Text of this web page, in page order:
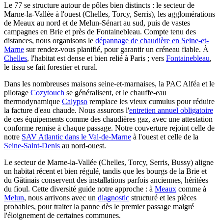
Le 77 se structure autour de pôles bien distincts : le secteur de
Marne-la-Vallée à l'ouest (Chelles, Torcy, Serris), les agglomérations
de Meaux au nord et de Melun-Sénart au sud, puis de vastes
campagnes en Brie et près de Fontainebleau. Compte tenu des
distances, nous organisons le dépannage de chaudière en Seine-et-
Marne sur rendez-vous planifié, pour garantir un créneau fiable. À
Chelles, l'habitat est dense et bien relié à Paris ; vers Fontainebleau,
le tissu se fait forestier et rural.
Dans les nombreuses maisons seine-et-marnaises, la PAC Alféa et le
pilotage Cozytouch se généralisent, et le chauffe-eau
thermodynamique Calypso remplace les vieux cumulus pour réduire
la facture d'eau chaude. Nous assurons l'entretien annuel obligatoire
de ces équipements comme des chaudières gaz, avec une attestation
conforme remise à chaque passage. Notre couverture rejoint celle de
notre SAV Atlantic dans le Val-de-Marne à l'ouest et celle de la
Seine-Saint-Denis au nord-ouest.
Le secteur de Marne-la-Vallée (Chelles, Torcy, Serris, Bussy) aligne
un habitat récent et bien régulé, tandis que les bourgs de la Brie et
du Gâtinais conservent des installations parfois anciennes, héritées
du fioul. Cette diversité guide notre approche : à Meaux comme à
Melun, nous arrivons avec un diagnostic structuré et les pièces
probables, pour traiter la panne dès le premier passage malgré
l'éloignement de certaines communes.